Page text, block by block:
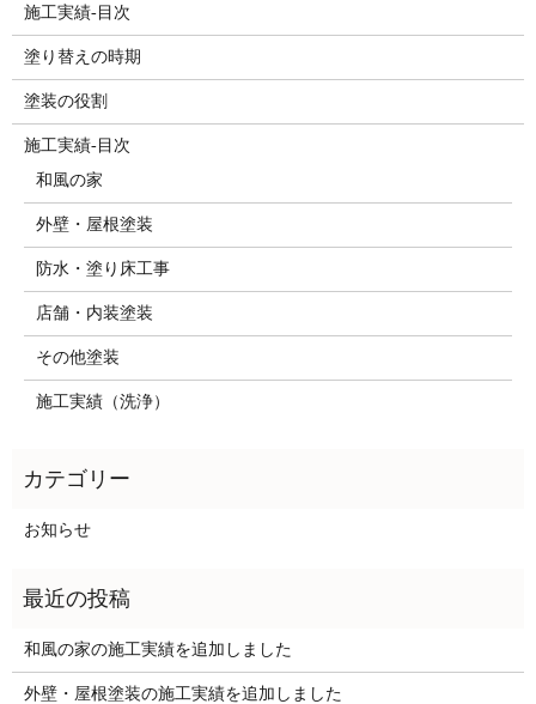
施工実績-目次
塗り替えの時期
塗装の役割
施工実績-目次
和風の家
外壁・屋根塗装
防水・塗り床工事
店舗・内装塗装
その他塗装
施工実績（洗浄）
お知らせ
和風の家の施工実績を追加しました
外壁・屋根塗装の施工実績を追加しました